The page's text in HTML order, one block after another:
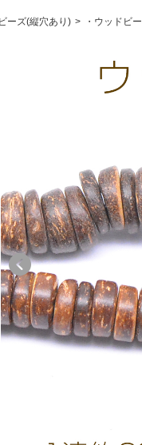
ーズ(縦穴あり) ・ウッドビ